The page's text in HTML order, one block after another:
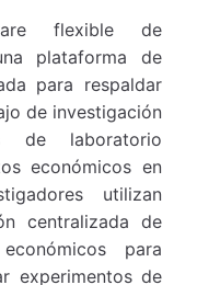
flexible de
plataforma de
para respaldar
de investigación
de laboratorio
económicos en
utilizan
centralizada de
para
experimentos de